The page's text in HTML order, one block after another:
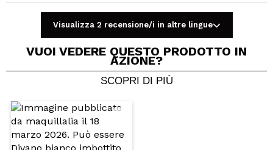
Condividi un video o una foto
Consiglieresti questo acquisto?
Visualizza 2 recensione/i in altre lingue
VUOI VEDERE QUESTO PRODOTTO IN
AZIONE?
SCOPRI DI PIÙ